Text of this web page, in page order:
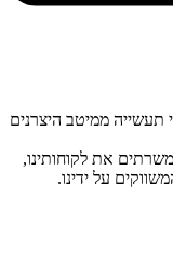
ממיטב היצרנים
היום אנו משרתים את לקוחותינו,
על ידינו.